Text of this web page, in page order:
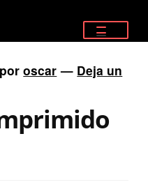
poroscar — Deja un